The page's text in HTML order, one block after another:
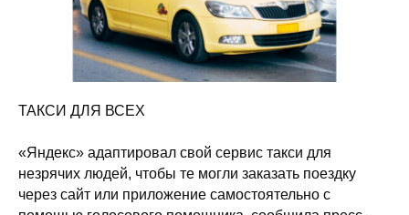
ТАКСИ ДЛЯ ВСЕХ
«Яндекс» адаптировал свой сервис такси для
незрячих людей, чтобы те могли заказать поездку
через сайт или приложение самостоятельно с